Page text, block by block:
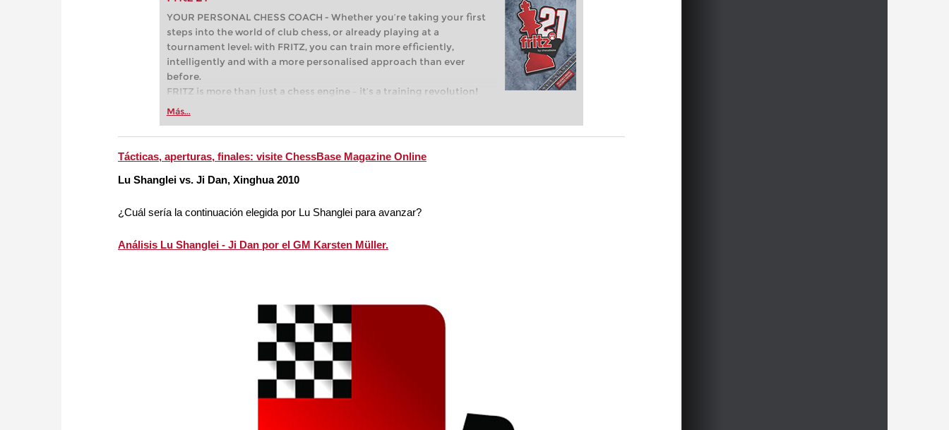
YOUR PERSONAL CHESS COACH - Whether you’re taking your first
steps into the world of club chess, or already playing at a
tournament level: with FRITZ, you can train more efficiently,
intelligently and with a more personalised approach than ever
before.
FRITZ is more than just a chess engine – it’s a training revolution!
Whether you’re taking your first steps into the world of club chess,
more efficiently, intelligently and with a more personalised
approach than ever before.
Más...
Tácticas, aperturas, finales: visite ChessBase Magazine Online
Lu Shanglei vs. Ji Dan, Xinghua 2010
¿Cuál sería la continuación elegida por Lu Shanglei para avanzar?
Análisis Lu Shanglei - Ji Dan por el GM Karsten Müller.